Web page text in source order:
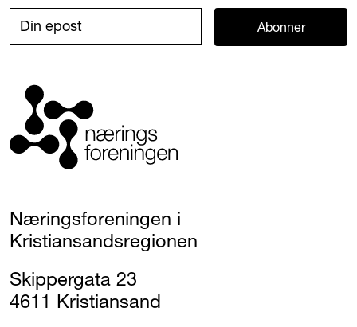
Abonner
Næringsforeningen i
Kristiansandsregionen
Skippergata 23
4611 Kristiansand